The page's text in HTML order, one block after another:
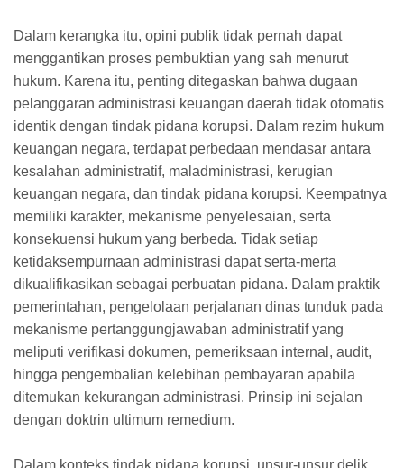
Dalam kerangka itu, opini publik tidak pernah dapat
menggantikan proses pembuktian yang sah menurut
hukum. Karena itu, penting ditegaskan bahwa dugaan
pelanggaran administrasi keuangan daerah tidak otomatis
identik dengan tindak pidana korupsi. Dalam rezim hukum
keuangan negara, terdapat perbedaan mendasar antara
kesalahan administratif, maladministrasi, kerugian
keuangan negara, dan tindak pidana korupsi. Keempatnya
memiliki karakter, mekanisme penyelesaian, serta
konsekuensi hukum yang berbeda. Tidak setiap
ketidaksempurnaan administrasi dapat serta-merta
dikualifikasikan sebagai perbuatan pidana. Dalam praktik
pemerintahan, pengelolaan perjalanan dinas tunduk pada
mekanisme pertanggungjawaban administratif yang
meliputi verifikasi dokumen, pemeriksaan internal, audit,
hingga pengembalian kelebihan pembayaran apabila
ditemukan kekurangan administrasi. Prinsip ini sejalan
dengan doktrin ultimum remedium.